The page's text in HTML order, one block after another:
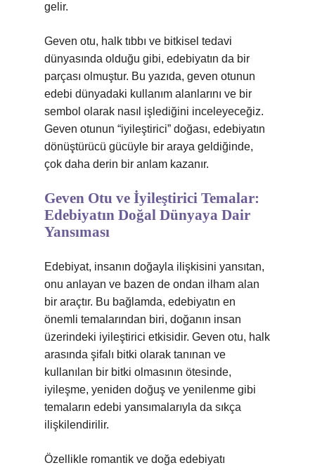
gelir.
Geven otu, halk tıbbı ve bitkisel tedavi
dünyasında olduğu gibi, edebiyatın da bir
parçası olmuştur. Bu yazıda, geven otunun
edebi dünyadaki kullanım alanlarını ve bir
sembol olarak nasıl işlediğini inceleyeceğiz.
Geven otunun “iyileştirici” doğası, edebiyatın
dönüştürücü gücüyle bir araya geldiğinde,
çok daha derin bir anlam kazanır.
Geven Otu ve İyileştirici Temalar:
Edebiyatın Doğal Dünyaya Dair
Yansıması
Edebiyat, insanın doğayla ilişkisini yansıtan,
onu anlayan ve bazen de ondan ilham alan
bir araçtır. Bu bağlamda, edebiyatın en
önemli temalarından biri, doğanın insan
üzerindeki iyileştirici etkisidir. Geven otu, halk
arasında şifalı bitki olarak tanınan ve
kullanılan bir bitki olmasının ötesinde,
iyileşme, yeniden doğuş ve yenilenme gibi
temaların edebi yansımalarıyla da sıkça
ilişkilendirilir.
Özellikle romantik ve doğa edebiyatı